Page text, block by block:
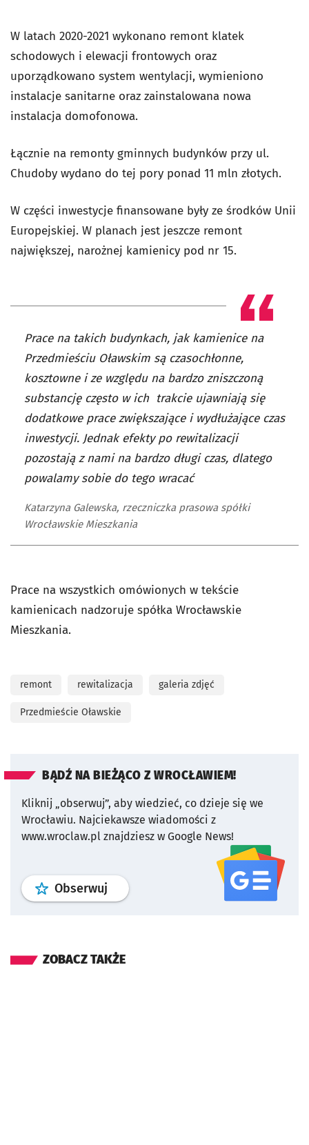
W latach 2020-2021 wykonano remont klatek
schodowych i elewacji frontowych oraz
uporządkowano system wentylacji, wymieniono
instalacje sanitarne oraz zainstalowana nowa
instalacja domofonowa.
Łącznie na remonty gminnych budynków przy ul.
Chudoby wydano do tej pory ponad 11 mln złotych.
W części inwestycje finansowane były ze środków Unii
Europejskiej. W planach jest jeszcze remont
największej, narożnej kamienicy pod nr 15.
Prace na takich budynkach, jak kamienice na
Przedmieściu Oławskim są czasochłonne,
kosztowne i ze względu na bardzo zniszczoną
substancję często w ich trakcie ujawniają się
dodatkowe prace zwiększające i wydłużające czas
inwestycji. Jednak efekty po rewitalizacji
pozostają z nami na bardzo długi czas, dlatego
powalamy sobie do tego wracać
Katarzyna Galewska, rzeczniczka prasowa spółki
Wrocławskie Mieszkania
Prace na wszystkich omówionych w tekście
kamienicach nadzoruje spółka Wrocławskie
Mieszkania.
remont rewitalizacja galeria zdjęć
Przedmieście Oławskie
BĄDŹ NA BIEŻĄCO Z WROCŁAWIEM!
Kliknij „obserwuj”, aby wiedzieć, co dzieje się we
Wrocławiu. Najciekawsze wiadomości z
www.wroclaw.pl znajdziesz w Google News!
Obserwuj profil serwisu
ZOBACZ TAKŻE